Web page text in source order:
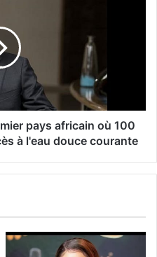
pays africain où 100
à l'eau douce courante